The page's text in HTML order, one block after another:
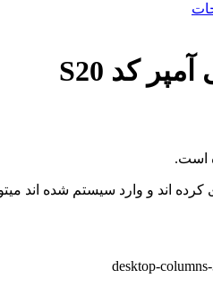
است.
اند و وارد سیستم شده اند
desktop-